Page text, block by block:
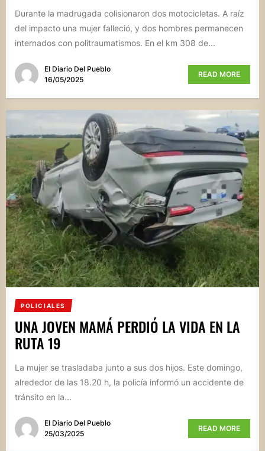
Durante la madrugada colisionaron dos motocicletas. A raíz
del impacto una mujer falleció, y dos hombres permanecen
internados con politraumatismos. En el km 308 de...
El Diario Del Pueblo
16/05/2025
READ MORE
POLICIALES
UNA JOVEN MAMÁ PERDIÓ LA VIDA EN LA
RUTA 19
La mujer se trasladaba junto a sus dos hijos. Este domingo,
alrededor de las 18.20 h, la policía informó un accidente de
tránsito en la...
El Diario Del Pueblo
25/03/2025
READ MORE